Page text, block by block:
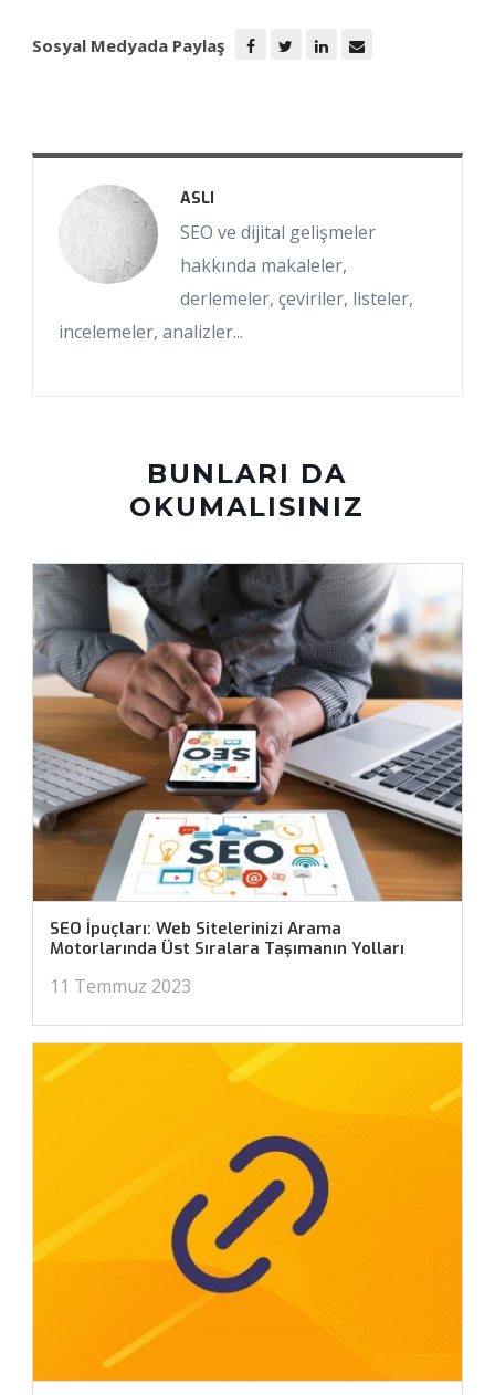
Sosyal Medyada Paylaş
ASLI
SEO ve dijital gelişmeler
hakkında makaleler,
derlemeler, çeviriler, listeler,
incelemeler, analizler...
BUNLARI DA
OKUMALISINIZ
SEO İpuçları: Web Sitelerinizi Arama
Motorlarında Üst Sıralara Taşımanın Yolları
11 Temmuz 2023